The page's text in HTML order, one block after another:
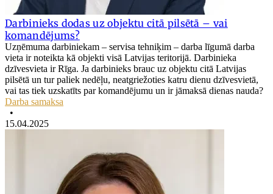
Darbinieks dodas uz objektu citā pilsētā – vai
komandējums?
Uzņēmuma darbiniekam – servisa tehniķim ‒ darba līgumā darba
vieta ir noteikta kā objekti visā Latvijas teritorijā. Darbinieka
dzīvesvieta ir Rīga. Ja darbinieks brauc uz objektu citā Latvijas
pilsētā un tur paliek nedēļu, neatgriežoties katru dienu dzīvesvietā,
vai tas tiek uzskatīts par komandējumu un ir jāmaksā dienas nauda?
Darba samaksa
•
15.04.2025